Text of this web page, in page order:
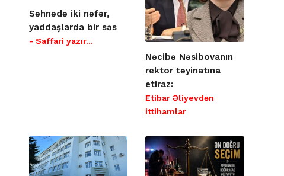
Səhnədə iki nəfər,
yaddaşlarda bir səs
- Saffari yazır…
Nəcibə Nəsibovanın
rektor təyinatına
etiraz:
Etibar Əliyevdən
ittihamlar